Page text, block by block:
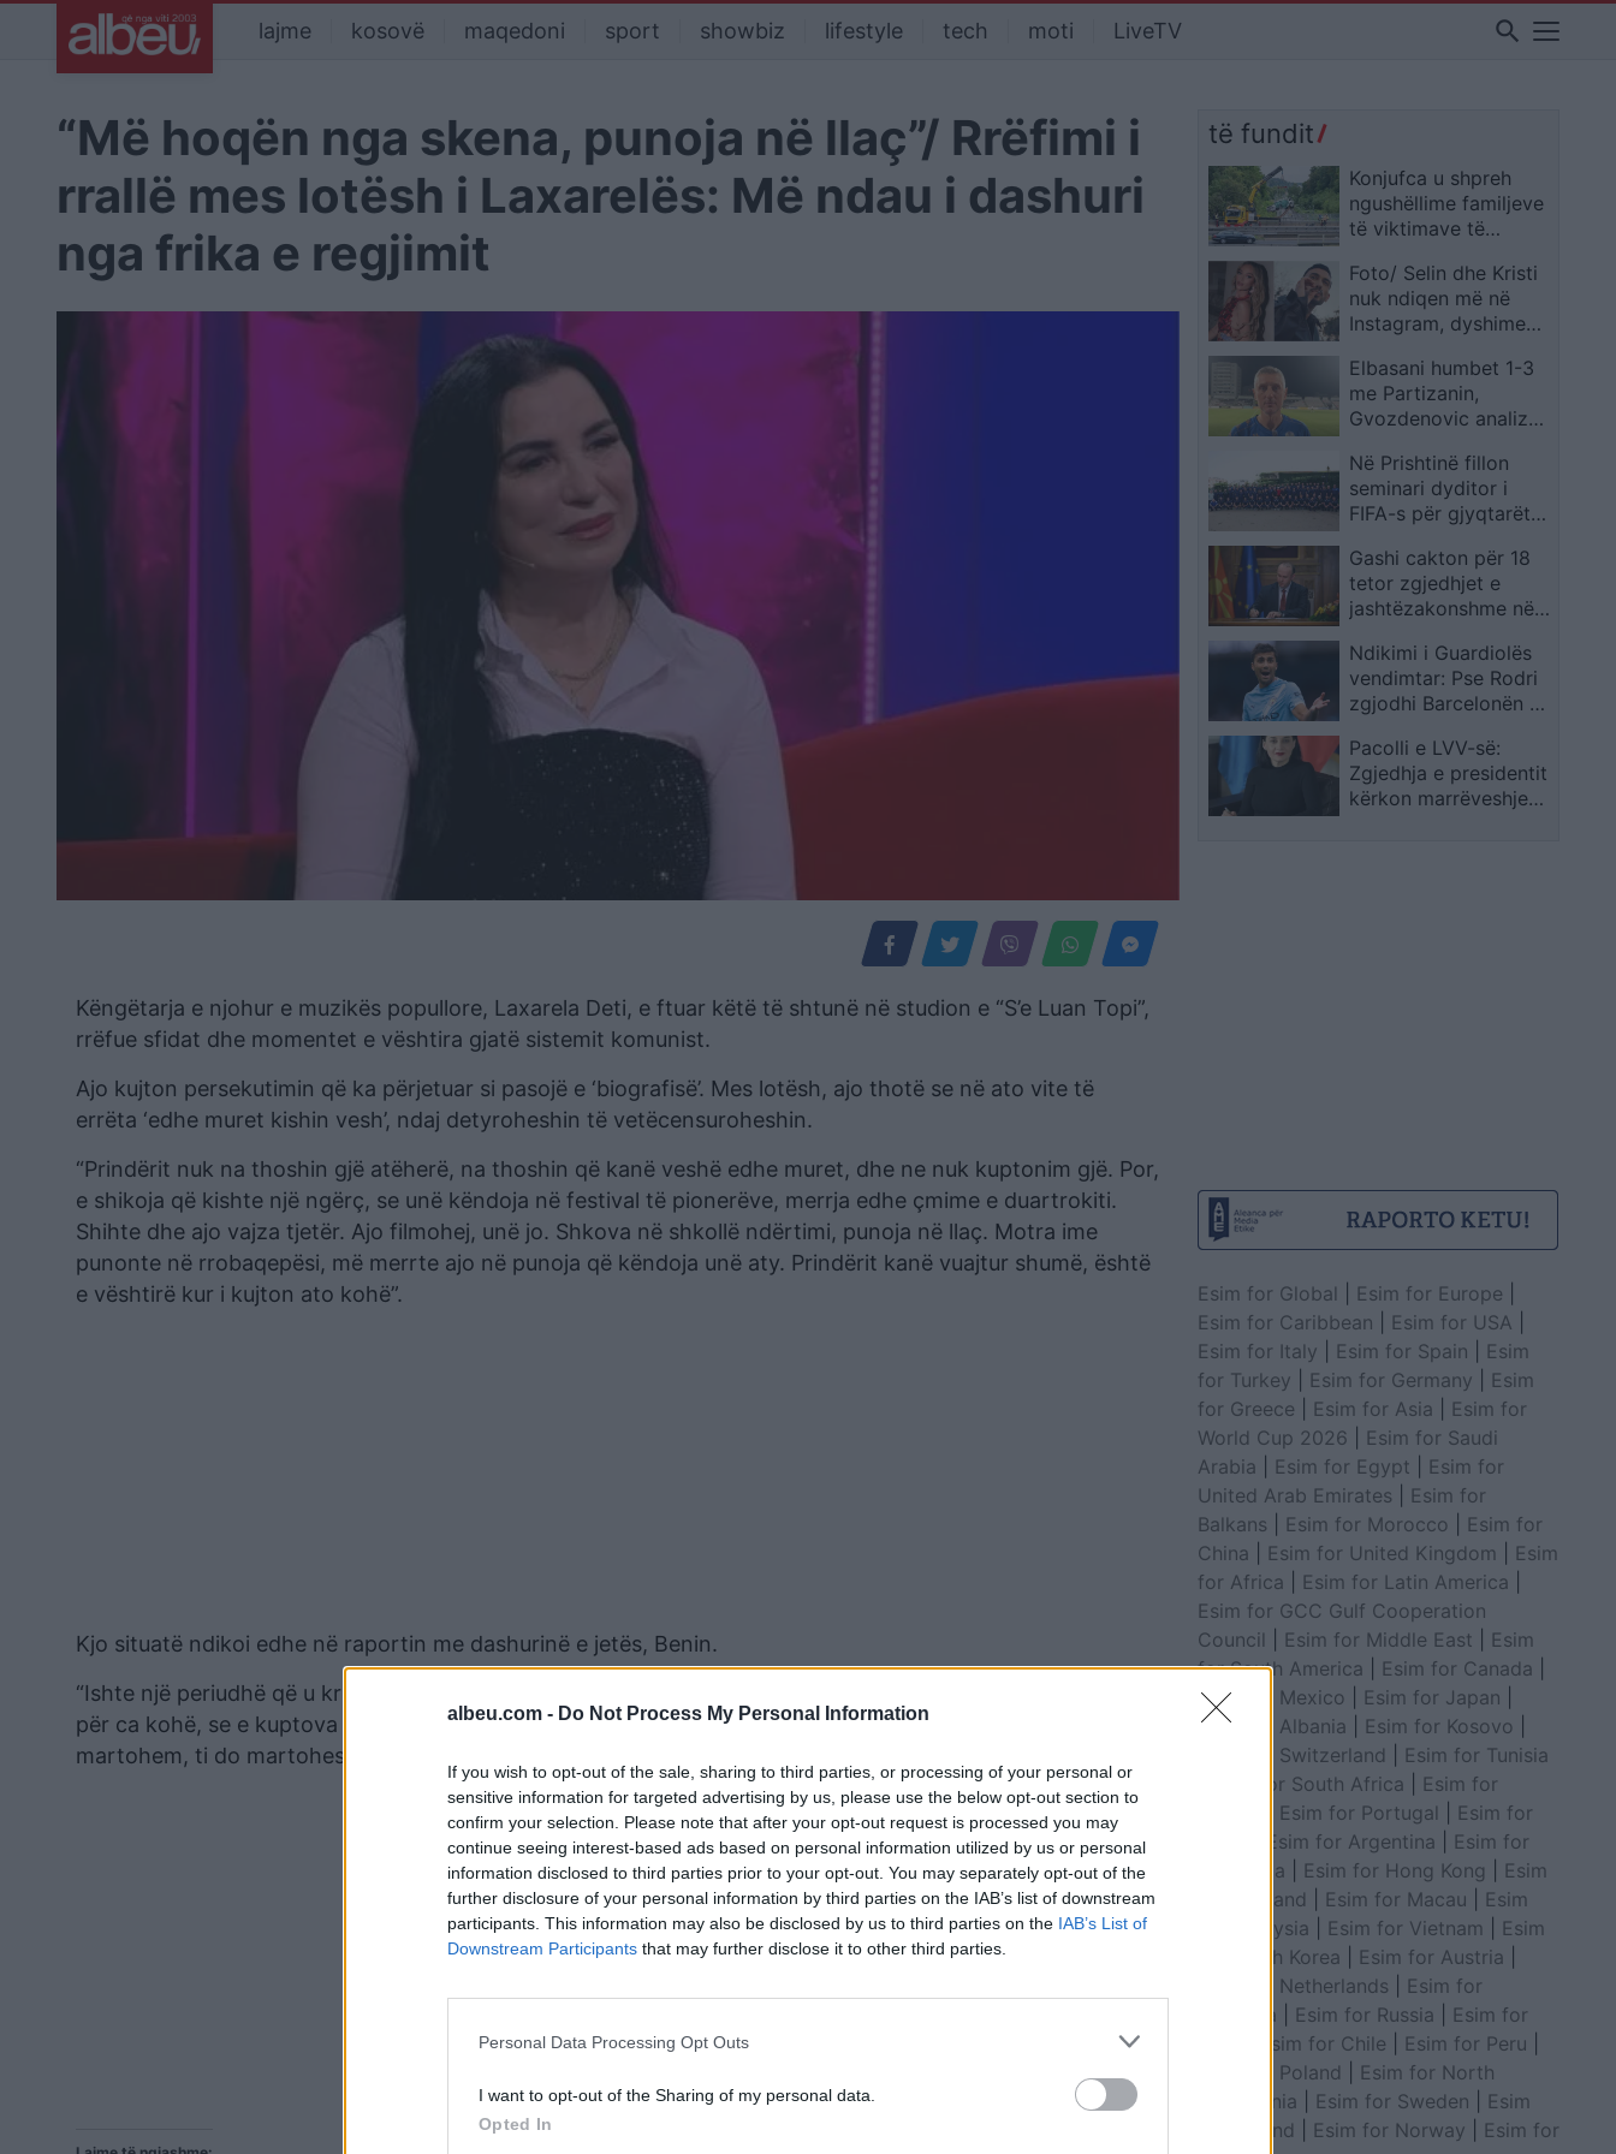
albeu.com - Do Not Process My Personal Information
If you wish to opt-out of the sale, sharing to third parties, or processing of your personal or
sensitive information for targeted advertising by us, please use the below opt-out section to
confirm your selection. Please note that after your opt-out request is processed you may
continue seeing interest-based ads based on personal information utilized by us or personal
information disclosed to third parties prior to your opt-out. You may separately opt-out of the
further disclosure of your personal information by third parties on the IAB’s list of downstream
participants. This information may also be disclosed by us to third parties on the IAB’s List of
Downstream Participants that may further disclose it to other third parties.
Personal Data Processing Opt Outs
I want to opt-out of the Sharing of my personal data.
Opted In
lajme kosovë maqedoni sport showbiz lifestyle tech moti LiveTV search
“Më hoqën nga skena, punoja në llaç”/ Rrëfimi i
rrallë mes lotësh i Laxarelës: Më ndau i dashuri
nga frika e regjimit
Këngëtarja e njohur e muzikës popullore, Laxarela Deti, e ftuar këtë të shtunë në studion e “S’e Luan Topi”,
rrëfue sfidat dhe momentet e vështira gjatë sistemit komunist.
Ajo kujton persekutimin që ka përjetuar si pasojë e ‘biografisë’. Mes lotësh, ajo thotë se në ato vite të
errëta ‘edhe muret kishin vesh’, ndaj detyroheshin të vetëcensuroheshin.
“Prindërit nuk na thoshin gjë atëherë, na thoshin që kanë veshë edhe muret, dhe ne nuk kuptonim gjë. Por,
e shikoja që kishte një ngërç, se unë këndoja në festival të pionerëve, merrja edhe çmime e duartrokiti.
Shihte dhe ajo vajza tjetër. Ajo filmohej, unë jo. Shkova në shkollë ndërtimi, punoja në llaç. Motra ime
punonte në rrobaqepësi, më merrte ajo në punoja që këndoja unë aty. Prindërit kanë vuajtur shumë, është
e vështirë kur i kujton ato kohë”.
Kjo situatë ndikoi edhe në raportin me dashurinë e jetës, Benin.
“Ishte një periudhë që u kris marrëdhënia, ishte 1985. Më hoqën nga skena atë vit. Beni u tremb, nuk folëm
për ca kohë, se e kuptova që s’më merrte. Pas ca kohësh, u ulëm diku në Tiranë, më tha unë nuk do
martohem, ti do martohesh? Jo, i thashë unë. Nuk donte të më lëndonte”, kujton këngëtarja.
të fundit
Konjufca u shpreh
ngushëllime familjeve
të viktimave të
Foto/ Selin dhe Kristi
nuk ndiqen më në
Instagram, dyshime
së Big Brother VIP 5
dhe ish-banorit
Elbasani humbet 1-3
me Partizanin,
Gvozdenovic analizon
munguan dy sulmues,
por skuadra më
kënaqi në disa
Në Prishtinë fillon
seminari dyditor i
FIFA-s për gjyqtarët
Gashi cakton për 18
tetor zgjedhjet e
jashtëzakonshme në
Ndikimi i Guardiolës
vendimtar: Pse Rodri
zgjodhi Barcelonën në
Pacolli e LVV-së:
Zgjedhja e presidentit
kërkon marrëveshje
Esim for Global Esim for Europe
Esim for Caribbean
Esim for USA
Esim for Italy
Esim for Spain
Esim
for Turkey
Esim for Germany
Esim
for Greece
Esim for Asia
Esim for
World Cup 2026
Esim for Saudi
Arabia
Esim for Egypt
Esim for
United Arab Emirates
Esim for
Balkans
Esim for Morocco
Esim for
China
Esim for United Kingdom
Esim
for Africa
Esim for Latin America
Esim for GCC Gulf Cooperation
Council
Esim for Middle East
Esim
for South America
Esim for Canada
Esim for Mexico
Esim for Japan
Esim for Albania
Esim for Kosovo
Esim for Switzerland
Esim for Tunisia
Esim for South Africa
Esim for
Esim for Portugal
Esim for
Esim for Argentina
Esim for
Colombia
Esim for Hong Kong
Esim
for Thailand
Esim for Macau
Esim
for Malaysia
Esim for Vietnam
Esim
for South Korea
Esim for Austria
Esim for Netherlands
Esim for
Australia
Esim for Russia
Esim for
Esim for Chile Esim for Peru
Esim for Poland
Esim for North
Macedonia
Esim for Sweden
Esim
for Finland
Esim for Norway
Esim for